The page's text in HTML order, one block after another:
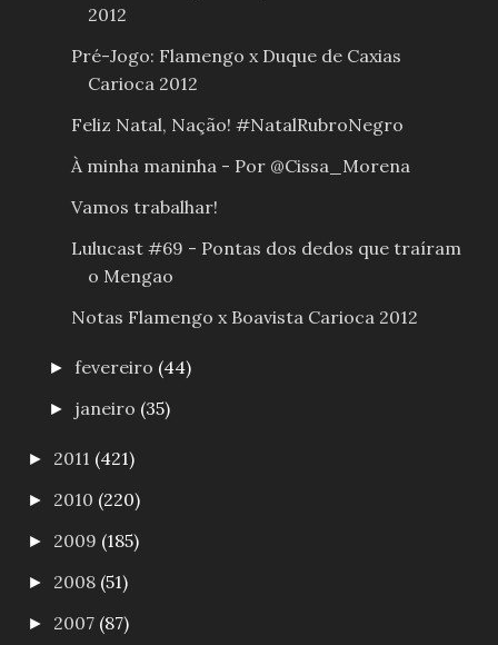
2012
Pré-Jogo: Flamengo x Duque de Caxias
Carioca 2012
Feliz Natal, Nação! #NatalRubroNegro
À minha maninha - Por @Cissa_Morena
Vamos trabalhar!
Lulucast #69 - Pontas dos dedos que traíram
o Mengao
Notas Flamengo x Boavista Carioca 2012
►fevereiro (44)
► janeiro (35)
► 2011 (421)
► 2010 (220)
► 2009 (185)
► 2008 (51)
► 2007 (87)